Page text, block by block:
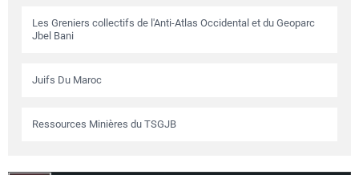
Les Greniers collectifs de l'Anti-Atlas Occidental et du Geoparc
Jbel Bani
Juifs Du Maroc
Ressources Minières du TSGJB